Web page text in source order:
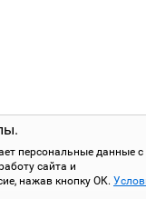
персональные данные с
сайта и
нажав кнопку ОК.